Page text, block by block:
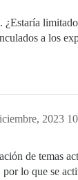
¿Estaría
a los
2023
de temas
lo que se